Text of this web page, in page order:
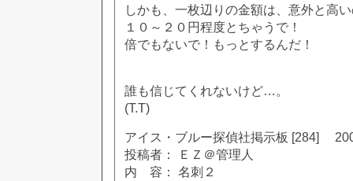
しかも、一枚辺りの金額は、意外と高
１０～２０円程度とちゃうで！
倍でもないで！もっとするんだ！
誰も信じてくれないけど…。
(T.T)
アイス・ブルー探偵社掲示板 [284]
投稿者： ＥＺ＠管理人
内 容： 名刺２